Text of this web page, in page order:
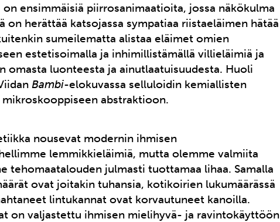
on ensimmäisiä piirrosanimaatioita, jossa näkökulma
on herättää katsojassa sympatiaa riistaeläimen hätää
sumeilematta alistaa eläimet omien
estetisoimalla ja inhimillistämällä villieläimiä ja
omasta luonteesta ja ainutlaatuisuudesta. Huoli
Bambi-elokuvassa selluloidin kemiallisten
abstraktioon.
nousevat modernin ihmisen
lemmikkieläimiä, mutta olemme valmiita
tehomaatalouden julmasti tuottamaa lihaa. Samalla
ovat joitakin tuhansia, kotikoirien lukumäärässä
lintukannat ovat korvautuneet kanoilla.
on valjastettu ihmisen mielihyvä- ja ravintokäyttöön